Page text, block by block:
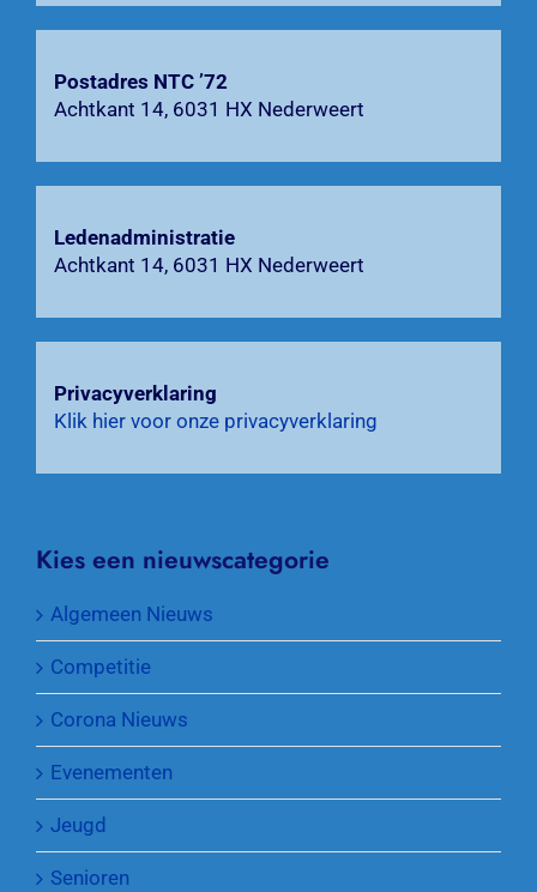
Postadres NTC ’72
Achtkant 14, 6031 HX Nederweert
Ledenadministratie
Achtkant 14, 6031 HX Nederweert
Privacyverklaring
Klik hier voor onze privacyverklaring
Kies een nieuwscategorie
Algemeen Nieuws
Competitie
Corona Nieuws
Evenementen
Jeugd
Senioren